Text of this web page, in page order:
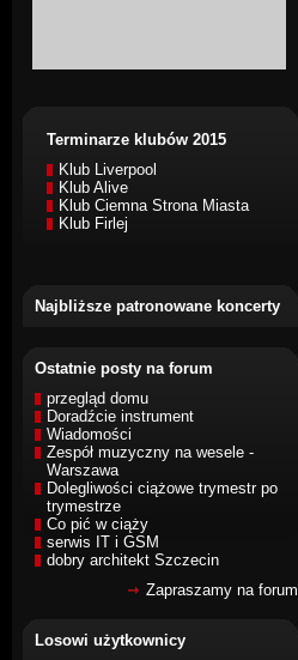
Terminarze klubów 2015
Klub Liverpool
Klub Alive
Klub Ciemna Strona Miasta
Klub Firlej
Najbliższe patronowane koncerty
Ostatnie posty na forum
przegląd domu
Doradźcie instrument
Wiadomości
Zespół muzyczny na wesele -
Warszawa
Dolegliwości ciążowe trymestr po
trymestrze
Co pić w ciąży
serwis IT i GSM
dobry architekt Szczecin
Zapraszamy na forum
Losowi użytkownicy